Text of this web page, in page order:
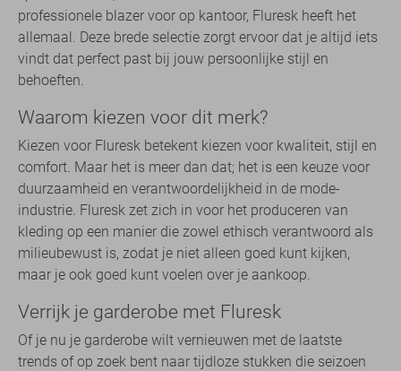
professionele blazer voor op kantoor, Fluresk heeft het
allemaal. Deze brede selectie zorgt ervoor dat je altijd iets
vindt dat perfect past bij jouw persoonlijke stijl en
behoeften.
Waarom kiezen voor dit merk?
Kiezen voor Fluresk betekent kiezen voor kwaliteit, stijl en
comfort. Maar het is meer dan dat; het is een keuze voor
duurzaamheid en verantwoordelijkheid in de mode-
industrie. Fluresk zet zich in voor het produceren van
kleding op een manier die zowel ethisch verantwoord als
milieubewust is, zodat je niet alleen goed kunt kijken,
maar je ook goed kunt voelen over je aankoop.
Verrijk je garderobe met Fluresk
Of je nu je garderobe wilt vernieuwen met de laatste
trends of op zoek bent naar tijdloze stukken die seizoen